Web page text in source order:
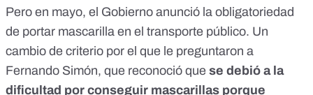
Pero en mayo, el Gobierno anunció la obligatoriedad
de portar mascarilla en el transporte público. Un
cambio de criterio por el que le preguntaron a
Fernando Simón, que reconoció que se debió a la
dificultad por conseguir mascarillas porque